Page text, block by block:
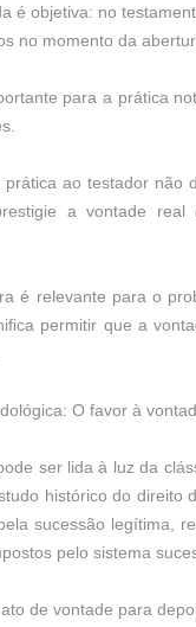
é objetiva: no
no momento da
para a prática
ao testador não
a vontade real
é relevante para o
permitir que a
O favor à
ser lida à luz da
histórico do direito
sucessão legítima,
pelo sistema
de vontade para